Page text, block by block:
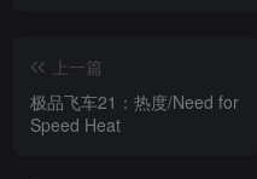
上一篇
极品飞车21：热度/Need for
Speed Heat